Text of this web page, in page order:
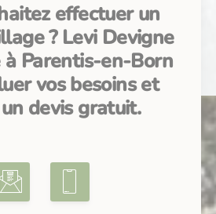
effectuer un
? Levi Devigne
à Parentis-en-Born
vos besoins et
devis gratuit.